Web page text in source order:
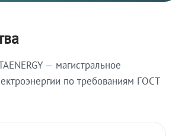
— магистральное
по требованиям ГОСТ